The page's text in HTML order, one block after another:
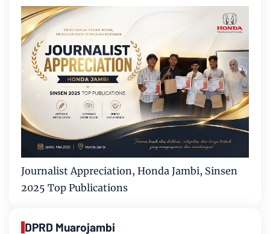
Journalist Appreciation, Honda Jambi, Sinsen
2025 Top Publications
DPRD Muarojambi